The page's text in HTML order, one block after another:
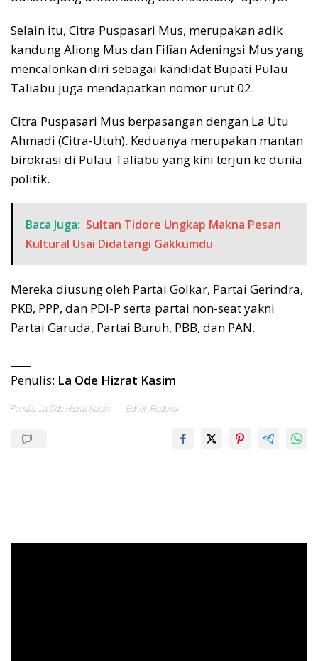
Selain itu, Citra Puspasari Mus, merupakan adik
kandung Aliong Mus dan Fifian Adeningsi Mus yang
mencalonkan diri sebagai kandidat Bupati Pulau
Taliabu juga mendapatkan nomor urut 02.
Citra Puspasari Mus berpasangan dengan La Utu
Ahmadi (Citra-Utuh). Keduanya merupakan mantan
birokrasi di Pulau Taliabu yang kini terjun ke dunia
politik.
Baca Juga: Sultan Tidore Ungkap Makna Pesan
Kultural Usai Didatangi Gakkumdu
Mereka diusung oleh Partai Golkar, Partai Gerindra,
PKB, PPP, dan PDI-P serta partai non-seat yakni
Partai Garuda, Partai Buruh, PBB, dan PAN.
Penulis: La Ode Hizrat Kasim
Penulis: La Ode Hizrat Kasim Editor: Redaksi